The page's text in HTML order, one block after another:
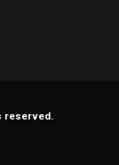
reserved.